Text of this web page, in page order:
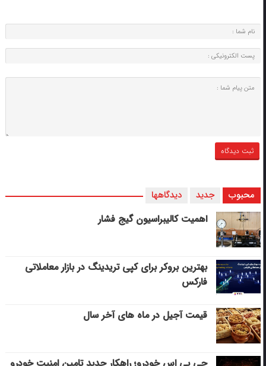
محبوب جدید دیدگاهها
اهمیت کالیبراسیون گیج فشار
بهترین بروکر برای کپی‌ تریدینگ در بازار معاملاتی
فارکس
قیمت آجیل در ماه های آخر سال